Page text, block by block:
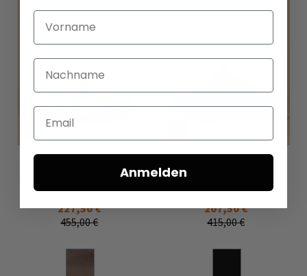
Sandale avec lanière souple
de LOFINA en Gasoline malto /
malto
227,50 €
455,00 €
Sandale à large semelle de
LOFINA en Gasoline nero /
nero
207,50 €
415,00 €
Vorname
Nachname
Email
Anmelden